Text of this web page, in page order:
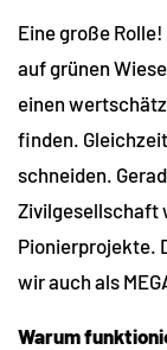
Eine große
auf grünen
einen
finden.
schneiden.
Zivilgesellschaft
Pionierprojekte.
wir auch als
Warum